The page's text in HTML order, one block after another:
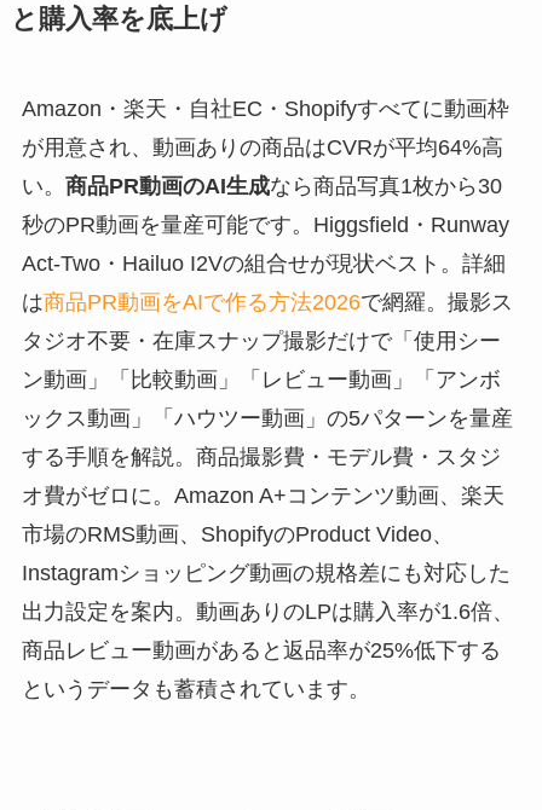
と購入率を底上げ
Amazon・楽天・自社EC・Shopifyすべてに動画枠
が用意され、動画ありの商品はCVRが平均64%高
い。 商品PR動画のAI生成なら商品写真1枚から30
秒のPR動画を量産可能です。Higgsfield・Runway
Act-Two・Hailuo I2Vの組合せが現状ベスト。詳細
は商品PR動画をAIで作る方法2026で網羅。撮影ス
タジオ不要・在庫スナップ撮影だけで「使用シー
ン動画」「比較動画」「レビュー動画」「アンボ
ックス動画」「ハウツー動画」の5パターンを量産
する手順を解説。商品撮影費・モデル費・スタジ
オ費がゼロに。Amazon A+コンテンツ動画、楽天
市場のRMS動画、ShopifyのProduct Video、
Instagramショッピング動画の規格差にも対応した
出力設定を案内。動画ありのLPは購入率が1.6倍、
商品レビュー動画があると返品率が25%低下する
というデータも蓄積されています。